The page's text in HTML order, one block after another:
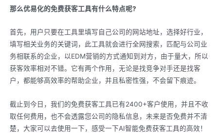
那么优易化的免费获客工具有什么特点呢?
首先，用户只要在工具里填写自己公司的网站地址，选择好行业，
填写相关业务的关键词，此工具就会进行全网搜索，匹配与公司业
务相联系的企业，以EDM营销的方式通知到对方，由于量大，所以
获客效率相对不错。它有两个作用，无论是找竞争对手还是找客
户，都能够高效率的帮助企业，并且私密性强，不会留下痕迹。
截止到今日，我们的免费获客工具已有2400+客户使用，并且不收
取任何费用，也不会透露您公司的隐私信息，未来是否免费并不清
楚，大家可以去使用一下，感受一下AI智能免费获客工具的高效！